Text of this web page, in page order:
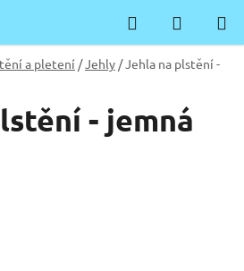
Hledat
KOŠÍK
a pletení /Jehly /Jehla na plstění -
- jemná